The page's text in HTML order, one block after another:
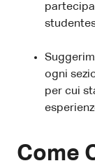
ogni
per cui
Come